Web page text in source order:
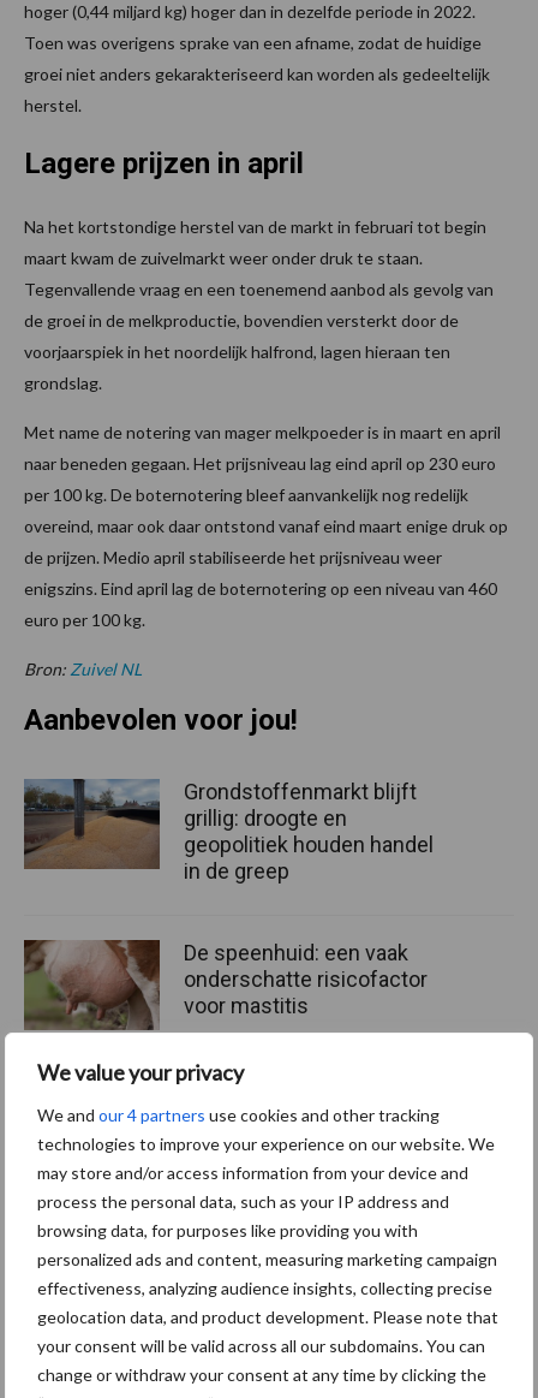
We value your privacy
We and our 4 partners use cookies and other tracking
technologies to improve your experience on our website. We
may store and/or access information from your device and
process the personal data, such as your IP address and
browsing data, for purposes like providing you with
personalized ads and content, measuring marketing campaign
effectiveness, analyzing audience insights, collecting precise
geolocation data, and product development. Please note that
your consent will be valid across all our subdomains. You can
change or withdraw your consent at any time by clicking the
hoger (0,44 miljard kg) hoger dan in dezelfde periode in 2022.
Toen was overigens sprake van een afname, zodat de huidige
groei niet anders gekarakteriseerd kan worden als gedeeltelijk
herstel.
Lagere prijzen in april
Na het kortstondige herstel van de markt in februari tot begin
maart kwam de zuivelmarkt weer onder druk te staan.
Tegenvallende vraag en een toenemend aanbod als gevolg van
de groei in de melkproductie, bovendien versterkt door de
voorjaarspiek in het noordelijk halfrond, lagen hieraan ten
grondslag.
Met name de notering van mager melkpoeder is in maart en april
naar beneden gegaan. Het prijsniveau lag eind april op 230 euro
per 100 kg. De boternotering bleef aanvankelijk nog redelijk
overeind, maar ook daar ontstond vanaf eind maart enige druk op
de prijzen. Medio april stabiliseerde het prijsniveau weer
enigszins. Eind april lag de boternotering op een niveau van 460
euro per 100 kg.
Bron: Zuivel NL
Aanbevolen voor jou!
Grondstoffenmarkt blijft
grillig: droogte en
geopolitiek houden handel
in de greep
De speenhuid: een vaak
onderschatte risicofactor
voor mastitis
ForFarmers ziet volume en
marktaandeel groeien in
krimpende Nederlandse
markt
Themapagina's
Diergezondheid Bemesting Fokkerij